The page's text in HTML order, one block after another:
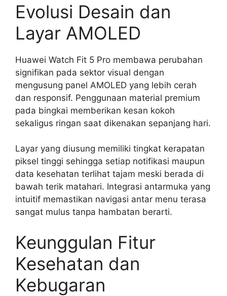
Evolusi Desain dan
Layar AMOLED
Huawei Watch Fit 5 Pro membawa perubahan
signifikan pada sektor visual dengan
mengusung panel AMOLED yang lebih cerah
dan responsif. Penggunaan material premium
pada bingkai memberikan kesan kokoh
sekaligus ringan saat dikenakan sepanjang hari.
Layar yang diusung memiliki tingkat kerapatan
piksel tinggi sehingga setiap notifikasi maupun
data kesehatan terlihat tajam meski berada di
bawah terik matahari. Integrasi antarmuka yang
intuitif memastikan navigasi antar menu terasa
sangat mulus tanpa hambatan berarti.
Keunggulan Fitur
Kesehatan dan
Kebugaran